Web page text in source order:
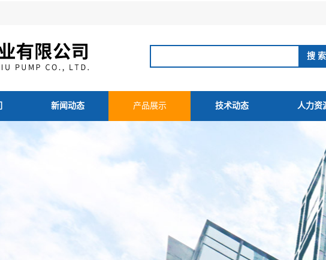
新闻动态 产品展示 技术动态 人力资